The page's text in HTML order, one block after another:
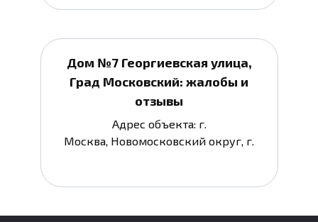
Дом №7 Георгиевская улица,
Град Московский: жалобы и
отзывы
Адрес объекта: г.
Москва, Новомосковский округ, г.